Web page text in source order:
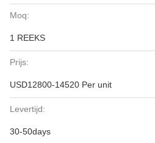
Moq:
1 REEKS
Prijs:
USD12800-14520 Per unit
Levertijd:
30-50days